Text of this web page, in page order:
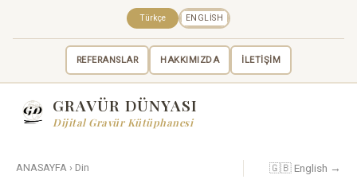
REFERANSLAR HAKKIMIZDA İLETİŞİM
Türkçe ENGLISH
GRAVÜR DÜNYASI
Dijital Gravür Kütüphanesi
ANASAYFA › Din 🇬🇧 English →